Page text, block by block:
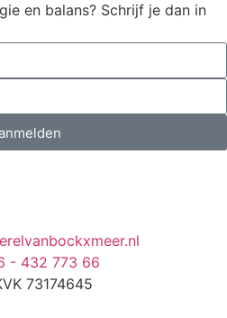
en balans? Schrijf je dan in
- 432 773 66
73174645